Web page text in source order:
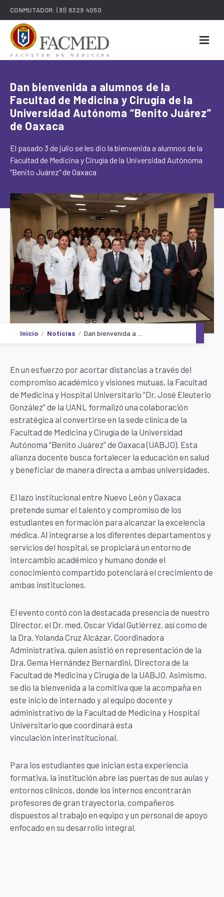
CONMUTADOR:(81) 8329 4050
Dan bienvenida a alumnos de la
Facultad de Medicina y Cirugía de la
Universidad Autónoma “Benito Juárez”
de Oaxaca
El pasado 3 de julio se les dio la bienvenida a alumnos de la
Facultad de Medicina y Cirugía de la Universidad Autónoma
"Benito Juárez" de Oaxaca
Inicio Noticias Dan bienvenida a ...
En un esfuerzo por acortar distancias a través del
compromiso académico y visiones mutuas, la Facultad
de Medicina y Hospital Universitario “Dr. José Eleuterio
González” de la UANL formalizó una colaboración
estratégica al convertirse en la sede clínica de la
Facultad de Medicina y Cirugía de la Universidad
Autónoma “Benito Juárez” de Oaxaca (UABJO). Esta
alianza docente busca fortalecer la educación en salud
y beneficiar de manera directa a ambas universidades.
El lazo institucional entre Nuevo León y Oaxaca
pretende sumar el talento y compromiso de los
estudiantes en formación para alcanzar la excelencia
médica. Al integrarse a los diferentes departamentos y
servicios del hospital, se propiciará un entorno de
intercambio académico y humano donde el
conocimiento compartido potenciará el crecimiento de
ambas instituciones.
El evento contó con la destacada presencia de nuestro
Director, el Dr. med. Oscar Vidal Gutiérrez, así como de
la Dra. Yolanda Cruz Alcázar, Coordinadora
Administrativa, quien asistió en representación de la
Dra. Gema Hernández Bernardini, Directora de la
Facultad de Medicina y Cirugía de la UABJO. Asimismo,
se dio la bienvenida a la comitiva que la acompaña en
este inicio de internado y al equipo docente y
administrativo de la Facultad de Medicina y Hospital
Universitario que coordinará esta
vinculación interinstitucional.
Para los estudiantes que inician esta experiencia
formativa, la institución abre las puertas de sus aulas y
entornos clínicos, donde los internos encontrarán
profesores de gran trayectoria, compañeros
dispuestos al trabajo en equipo y un personal de apoyo
enfocado en su desarrollo integral.